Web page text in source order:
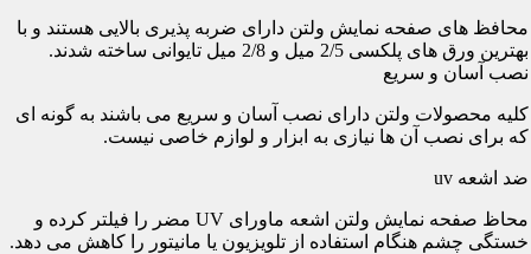
محافظ های صفحه نمایش ولتن دارای ضربه پذیری بالایی هستند و با
بهترین ورق های پلکسی 2/5 میل و 2/8 میل تایوانی ساخته شدند.
نصب آسان و سریع
کلیه محصولات ولتن دارای نصب آسان و سریع می باشند به گونه ای
که برای نصب آن ها نیازی به ابزار و لوازم خاصی نیست.
ضد اشعه uv
محاظ صفحه نمایش ولتن اشعه ماورای UV مضر را فیلتر کرده و
خستگی چشم هنگام استفاده از تلویزیون یا مانیتور را کاهش می دهد.